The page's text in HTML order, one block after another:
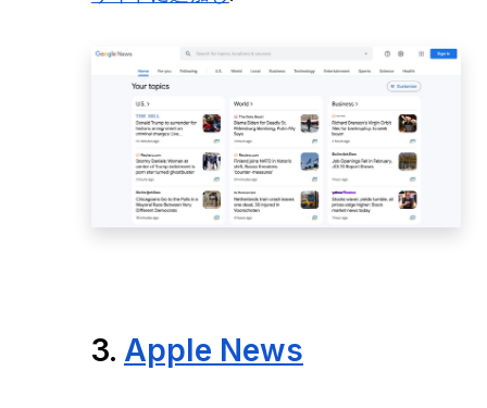
3. Apple News